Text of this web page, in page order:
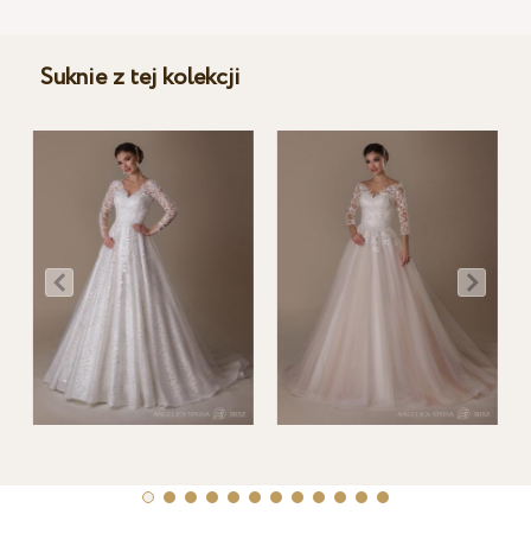
Suknie z tej kolekcji